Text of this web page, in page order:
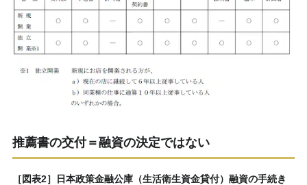
推薦書の交付＝融資の決定ではない
［図表2］日本政策金融公庫（生活衛生資金貸付）融資の手続き